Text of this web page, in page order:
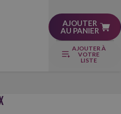
AJOUTER
AU PANIER
AJOUTER À
VOTRE
LISTE